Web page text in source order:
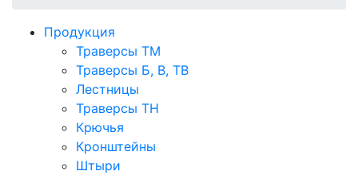
Продукция
Траверсы ТМ
Траверсы Б, В, ТВ
Лестницы
Траверсы ТН
Крючья
Кронштейны
Штыри